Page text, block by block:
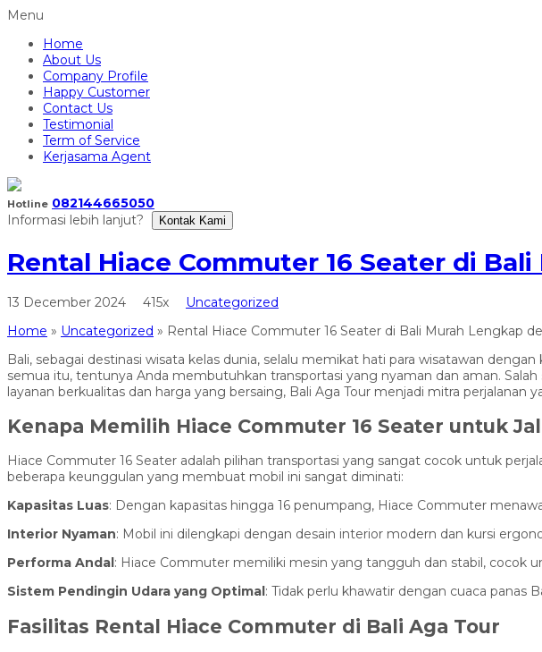
Menu
Home
About Us
Company Profile
Happy Customer
Contact Us
Testimonial
Term of Service
Kerjasama Agent
Hotline 082144665050
Informasi lebih lanjut?
Kontak Kami
Rental Hiace Commuter 16 Seater di
13 December 2024 415x
Uncategorized
Home » Uncategorized » Rental Hiace Commuter 16 Seater di Bali Murah Lengkap
Bali, sebagai destinasi wisata kelas dunia, selalu memikat hati para wisatawan
semua itu, tentunya Anda membutuhkan transportasi yang nyaman dan aman.
layanan berkualitas dan harga yang bersaing, Bali Aga Tour menjadi mitra perjalanan
Kenapa Memilih Hiace Commuter 16 Seater untuk
Hiace Commuter 16 Seater adalah pilihan transportasi yang sangat cocok untuk
beberapa keunggulan yang membuat mobil ini sangat diminati:
Kapasitas Luas: Dengan kapasitas hingga 16 penumpang, Hiace Commuter
Interior Nyaman: Mobil ini dilengkapi dengan desain interior modern dan kursi
Performa Andal : Hiace Commuter memiliki mesin yang tangguh dan stabil, cocok
Sistem Pendingin Udara yang Optimal : Tidak perlu khawatir dengan cuaca panas
Fasilitas Rental Hiace Commuter di Bali Aga Tour